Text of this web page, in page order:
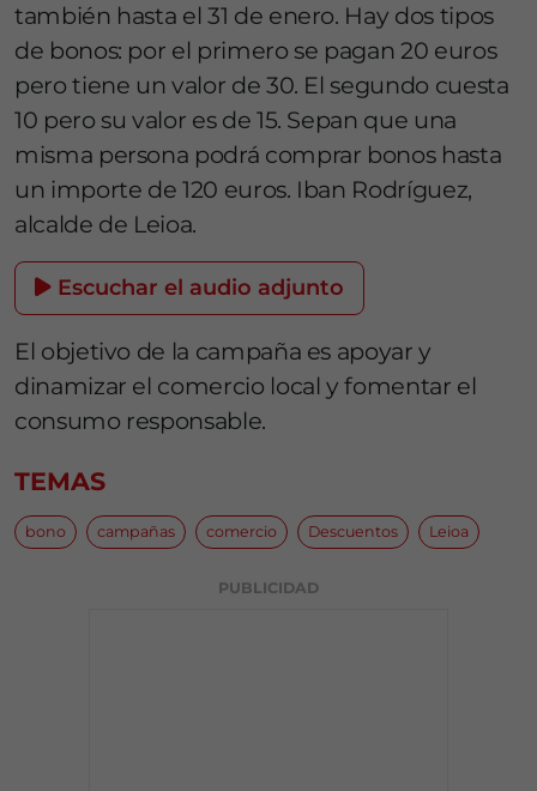
también hasta el 31 de enero. Hay dos tipos
de bonos: por el primero se pagan 20 euros
pero tiene un valor de 30. El segundo cuesta
10 pero su valor es de 15. Sepan que una
misma persona podrá comprar bonos hasta
un importe de 120 euros. Iban Rodríguez,
alcalde de Leioa.
Escuchar el audio adjunto
El objetivo de la campaña es apoyar y
dinamizar el comercio local y fomentar el
consumo responsable.
TEMAS
bono campañas comercio Descuentos Leioa
PUBLICIDAD